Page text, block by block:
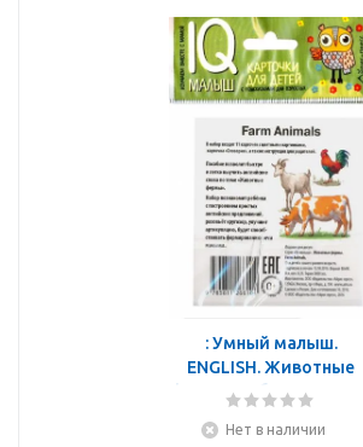
: Умный малыш.
ENGLISH. Животные
фермы. Набор карточек
Нет в наличии